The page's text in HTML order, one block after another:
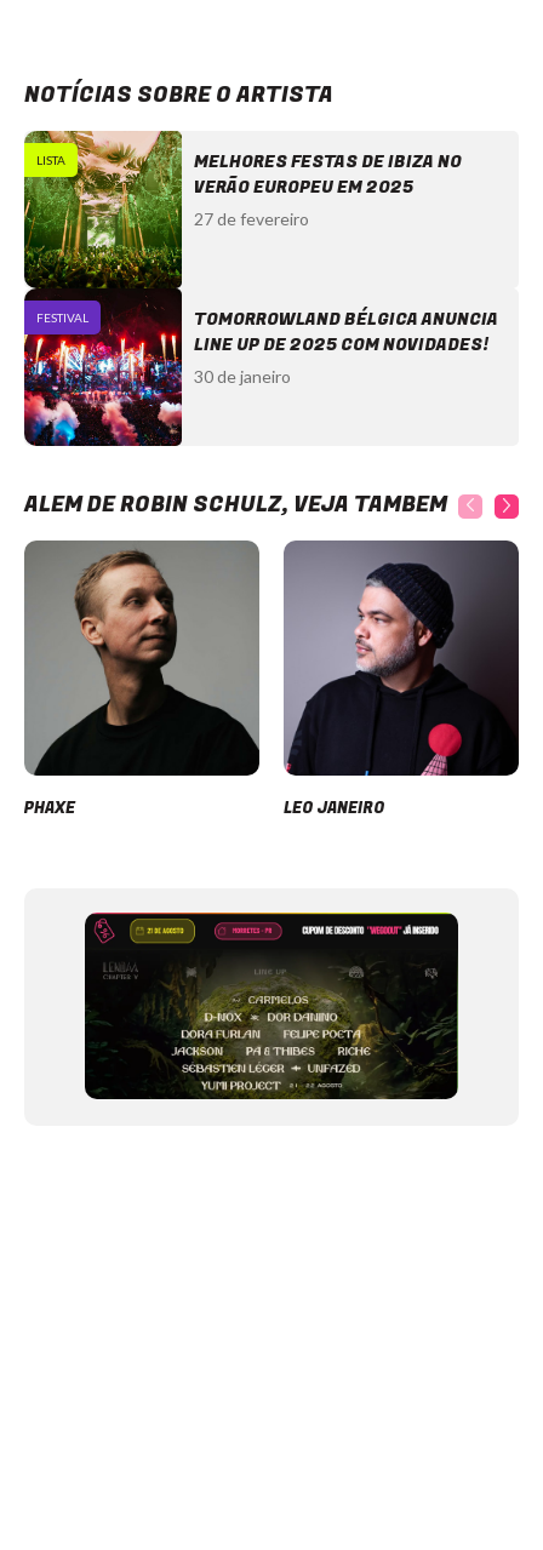
NOTÍCIAS SOBRE O ARTISTA
LISTA
MELHORES FESTAS DE IBIZA NO
VERÃO EUROPEU EM 2025
27 de fevereiro
FESTIVAL
TOMORROWLAND BÉLGICA ANUNCIA
LINE UP DE 2025 COM NOVIDADES!
30 de janeiro
ALÉM DE ROBIN SCHULZ, VEJA TAMBÉM
PHAXE LEO JANEIRO